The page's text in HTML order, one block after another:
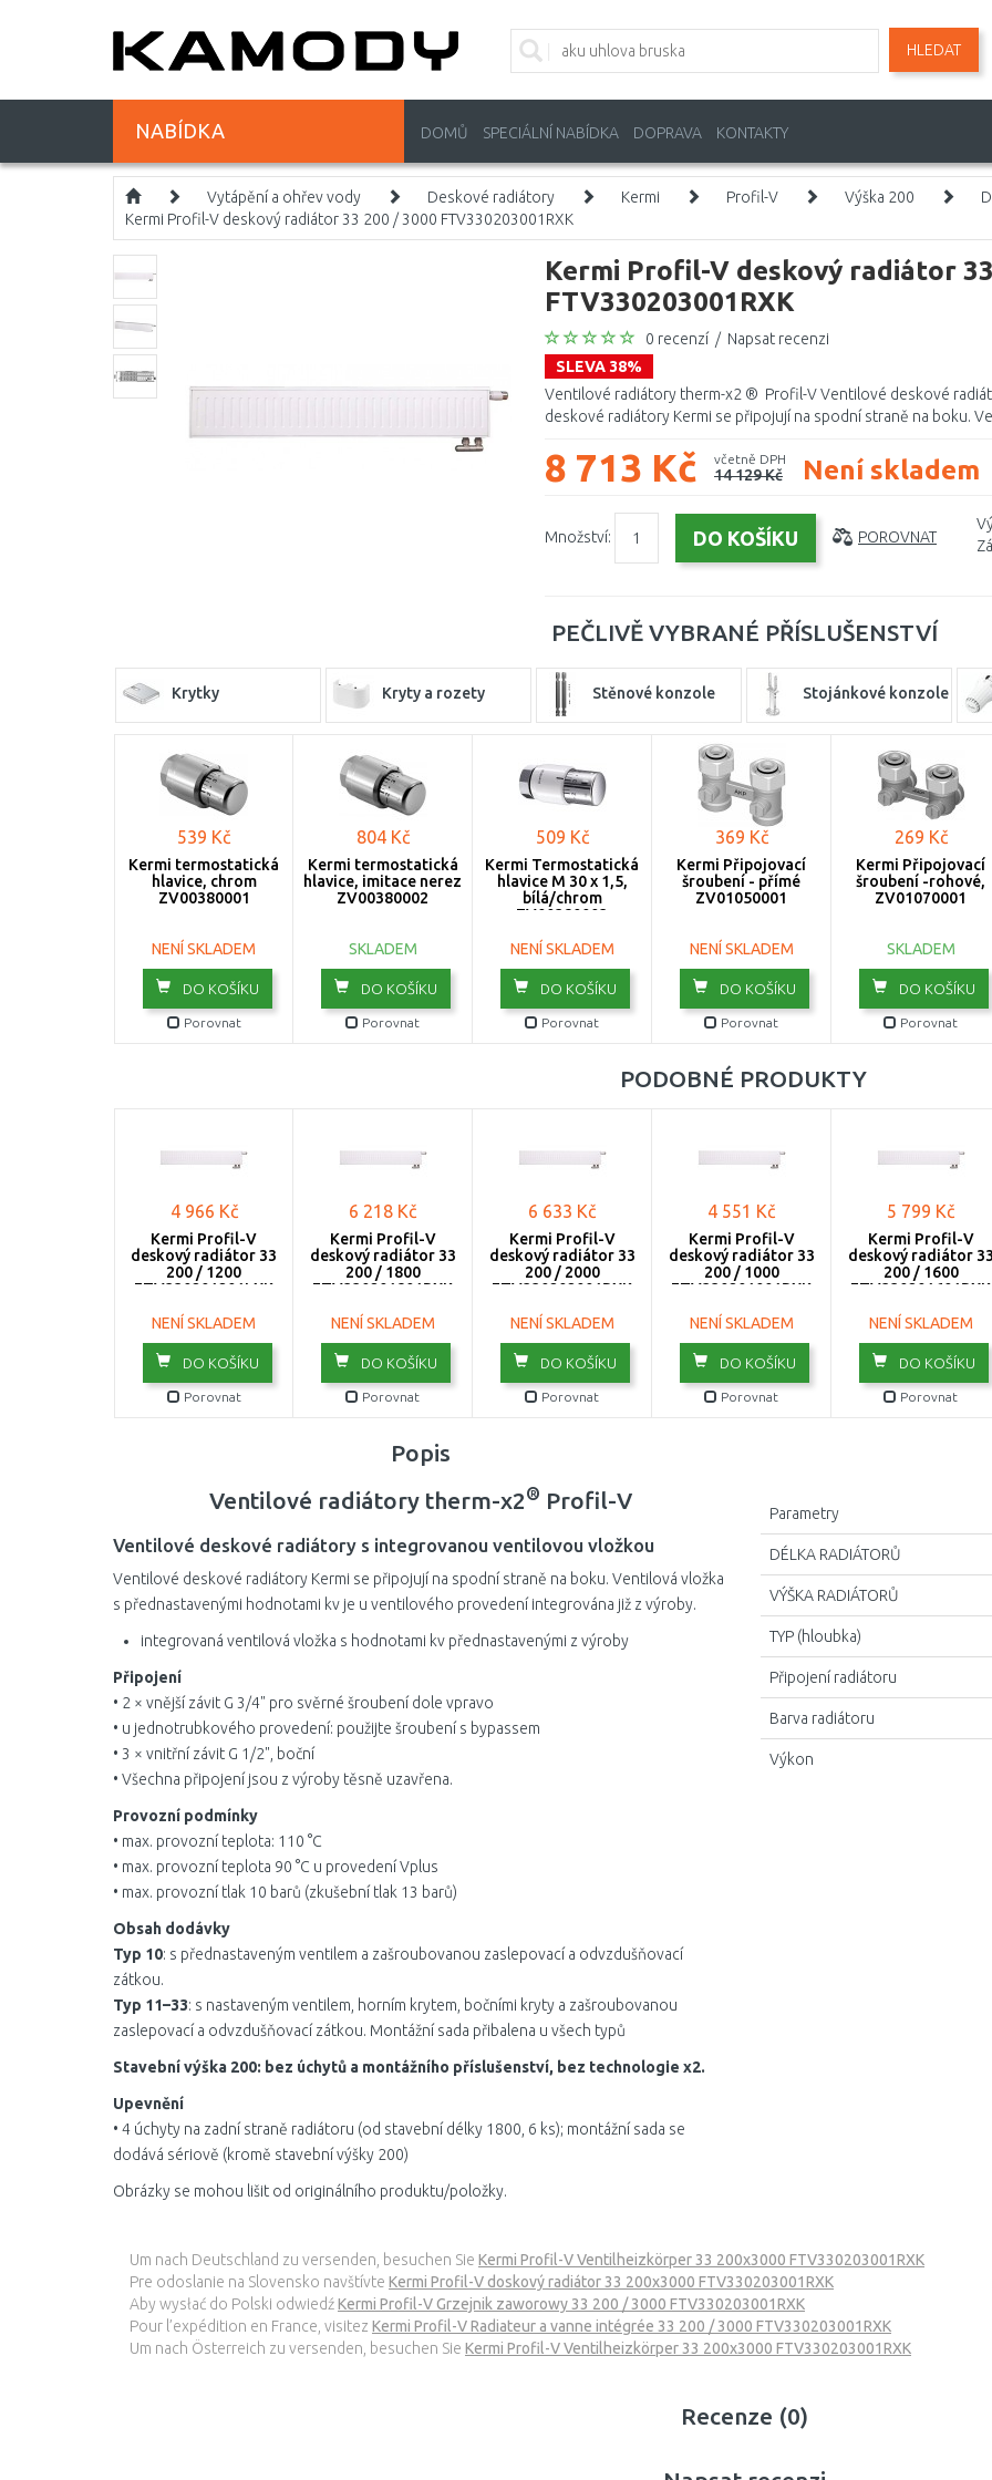
HLEDAT
NABÍDKA DOMŮ SPECIÁLNÍ NABÍDKA DOPRAVA KONTAKTY
Vytápění a ohřev vody Deskové radiátory Kermi Profil-V Výška 200
Kermi Profil-V deskový radiátor 33 200 / 3000 FTV330203001RXK
Kermi Profil-V deskový radiátor
FTV330203001RXK
0 recenzí / Napsat recenzi
SLEVA 38%
Ventilové radiátory therm-x2 ® Profil-V Ventilové deskové
deskové radiátory Kermi se připojují na spodní straně na boku.
8 713 Kč včetně DPH
14 129 Kč Není skladem
Množství: POROVNAT
PEČLIVĚ VYBRANÉ PŘÍSLUŠENSTVÍ
Krytky Kryty a rozety Stěnové konzole Stojánkové konzole
539 Kč
Kermi termostatická
hlavice, chrom
ZV00380001
NENÍ SKLADEM
DO KOŠÍKU
Porovnat
804 Kč
Kermi termostatická
hlavice, imitace nerez
ZV00380002
SKLADEM
DO KOŠÍKU
Porovnat
509 Kč
Kermi Termostatická
hlavice M 30 x 1,5,
bílá/chrom
ZV00380003
NENÍ SKLADEM
DO KOŠÍKU
Porovnat
369 Kč
Kermi Připojovací
šroubení - přímé
ZV01050001
NENÍ SKLADEM
DO KOŠÍKU
Porovnat
269 Kč
Kermi Připojovací
šroubení -rohové,
ZV01070001
SKLADEM
DO KOŠÍKU
Porovnat
PODOBNÉ PRODUKTY
4 966 Kč
Kermi Profil-V
deskový radiátor 33
200 / 1200
FTV330201201LXK
NENÍ SKLADEM
DO KOŠÍKU
Porovnat
6 218 Kč
Kermi Profil-V
deskový radiátor 33
200 / 1800
FTV330201801RXK
NENÍ SKLADEM
DO KOŠÍKU
Porovnat
6 633 Kč
Kermi Profil-V
deskový radiátor 33
200 / 2000
FTV330202001RXK
NENÍ SKLADEM
DO KOŠÍKU
Porovnat
4 551 Kč
Kermi Profil-V
deskový radiátor 33
200 / 1000
FTV330201001RXK
NENÍ SKLADEM
DO KOŠÍKU
Porovnat
5 799 Kč
Kermi Profil-V
deskový radiátor 33
200 / 1600
FTV330201601RXK
NENÍ SKLADEM
DO KOŠÍKU
Porovnat
Popis
Ventilové radiátory therm-x2® Profil-V
Ventilové deskové radiátory s integrovanou ventilovou vložkou
Ventilové deskové radiátory Kermi se připojují na spodní straně na boku. Ventilová vložka
s přednastavenými hodnotami kv je u ventilového provedení integrována již z výroby.
integrovaná ventilová vložka s hodnotami kv přednastavenými z výroby
Připojení
• 2 × vnější závit G 3/4" pro svěrné šroubení dole vpravo
• u jednotrubkového provedení: použijte šroubení s bypassem
• 3 × vnitřní závit G 1/2", boční
• Všechna připojení jsou z výroby těsně uzavřena.
Provozní podmínky
• max. provozní teplota: 110 °C
• max. provozní teplota 90 °C u provedení Vplus
• max. provozní tlak 10 barů (zkušební tlak 13 barů)
Obsah dodávky
Typ 10: s přednastaveným ventilem a zašroubovanou zaslepovací a odvzdušňovací
zátkou.
Typ 11–33: s nastaveným ventilem, horním krytem, bočními kryty a zašroubovanou
zaslepovací a odvzdušňovací zátkou. Montážní sada přibalena u všech typů
Stavební výška 200: bez úchytů a montážního příslušenství, bez technologie x2.
Upevnění
• 4 úchyty na zadní straně radiátoru (od stavební délky 1800, 6 ks); montážní sada se
dodává sériově (kromě stavební výšky 200)
Obrázky se mohou lišit od originálního produktu/položky.
Parametry
DÉLKA RADIÁTORŮ
VÝŠKA RADIÁTORŮ
TYP (hloubka)
Připojení radiátoru
Barva radiátoru
Výkon
Um nach Deutschland zu versenden, besuchen Sie Kermi Profil-V Ventilheizkörper 33 200x3000 FTV330203001RXK
Pre odoslanie na Slovensko navštívte Kermi Profil-V doskový radiátor 33 200x3000 FTV330203001RXK
Aby wysłać do Polski odwiedźKermi Profil-V Grzejnik zaworowy 33 200 / 3000 FTV330203001RXK
Pour l’expédition en France, visitez Kermi Profil-V Radiateur a vanne intégrée 33 200 / 3000 FTV330203001RXK
Um nach Österreich zu versenden, besuchen Sie Kermi Profil-V Ventilheizkörper 33 200x3000 FTV330203001RXK
Recenze (0)